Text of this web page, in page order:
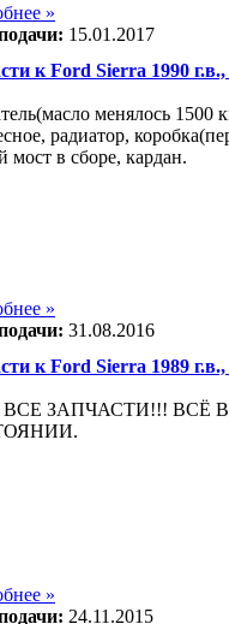
»
15.01.2017
к Ford Sierra 1990 г.в.,
менялось 1500
радиатор,
мост в сборе, кардан.
»
31.08.2016
к Ford Sierra 1989 г.в.,
ВСЕ ЗАПЧАСТИ!!! ВСЁ
»
24.11.2015